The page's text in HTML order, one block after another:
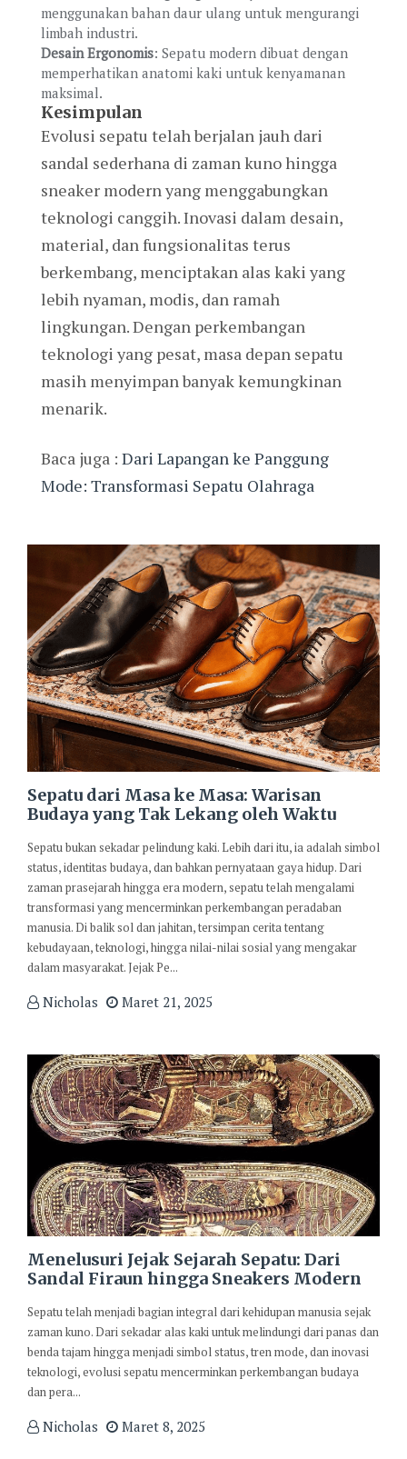
menggunakan bahan daur ulang untuk mengurangi
limbah industri.
Desain Ergonomis: Sepatu modern dibuat dengan
memperhatikan anatomi kaki untuk kenyamanan
maksimal.
Kesimpulan
Evolusi sepatu telah berjalan jauh dari
sandal sederhana di zaman kuno hingga
sneaker modern yang menggabungkan
teknologi canggih. Inovasi dalam desain,
material, dan fungsionalitas terus
berkembang, menciptakan alas kaki yang
lebih nyaman, modis, dan ramah
lingkungan. Dengan perkembangan
teknologi yang pesat, masa depan sepatu
masih menyimpan banyak kemungkinan
menarik.
Baca juga : Dari Lapangan ke Panggung
Mode: Transformasi Sepatu Olahraga
Sepatu dari Masa ke Masa: Warisan
Budaya yang Tak Lekang oleh Waktu
Sepatu bukan sekadar pelindung kaki. Lebih dari itu, ia adalah simbol
status, identitas budaya, dan bahkan pernyataan gaya hidup. Dari
zaman prasejarah hingga era modern, sepatu telah mengalami
transformasi yang mencerminkan perkembangan peradaban
manusia. Di balik sol dan jahitan, tersimpan cerita tentang
kebudayaan, teknologi, hingga nilai-nilai sosial yang mengakar
dalam masyarakat. Jejak Pe...
Nicholas Maret 21, 2025
Menelusuri Jejak Sejarah Sepatu: Dari
Sandal Firaun hingga Sneakers Modern
Sepatu telah menjadi bagian integral dari kehidupan manusia sejak
zaman kuno. Dari sekadar alas kaki untuk melindungi dari panas dan
benda tajam hingga menjadi simbol status, tren mode, dan inovasi
teknologi, evolusi sepatu mencerminkan perkembangan budaya
dan pera...
Nicholas Maret 8, 2025